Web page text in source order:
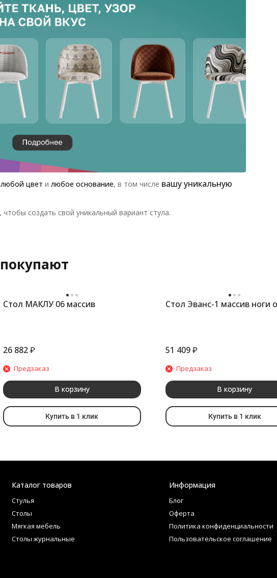
любой цвет и любое основание, в том числе вашу уникальную
создать свой уникальный вариант стула.
Стол МАКЛУ 06 массив
26 882₽
Предзаказ
В корзину
Купить в 1 клик
Стол Эванс-1 массив ноги
51 409₽
Предзаказ
В корзину
Купить в 1 клик
Каталог товаров
Стулья
Столы
Мягкая мебель
Столы журнальные
Информация
Блог
Оферта
Политика конфиденциальности
Пользовательское соглашение